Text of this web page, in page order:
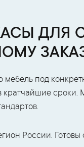
ДЛЯ
под
сроки.
России. Готовы